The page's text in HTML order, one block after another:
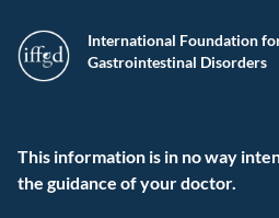
International Foundation
Gastrointestinal Disorders
This information is in no way
the guidance of your doctor.